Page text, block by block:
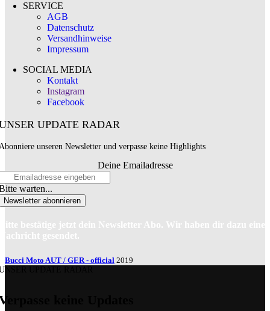
SERVICE
AGB
Datenschutz
Versandhinweise
Impressum
SOCIAL MEDIA
Kontakt
Instagram
Facebook
UPDATE RADAR
unseren Newsletter und verpasse keine Highlights
Deine Emailadresse
warten...
Newsletter abonnieren
bestätige jetzt dein Newsletter Abo. Wir haben dir dazu eine
gesendet.
Bucci Moto AUT / GER - official 2019
UPDATE RADAR
keine Updates